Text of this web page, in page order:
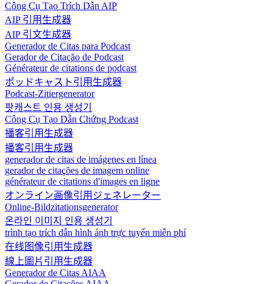
Công Cụ Tạo Trích Dẫn AIP
AIP 引用生成器
AIP 引文生成器
Generador de Citas para Podcast
Gerador de Citação de Podcast
Générateur de citations de podcast
ポッドキャスト引用生成器
Podcast-Zitiergenerator
팟캐스트 인용 생성기
Công Cụ Tạo Dẫn Chứng Podcast
播客引用生成器
播客引用生成器
generador de citas de imágenes en línea
gerador de citações de imagem online
générateur de citations d'images en ligne
オンライン画像引用ジェネレーター
Online-Bildzitationsgenerator
온라인 이미지 인용 생성기
trình tạo trích dẫn hình ảnh trực tuyến miễn phí
在线图像引用生成器
線上圖片引用生成器
Generador de Citas AIAA